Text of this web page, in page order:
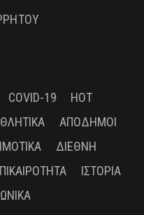
COVID-19
HOT
ΑΠΌΔΗΜΟΙ
ΔΙΕΘΝΉ
ΙΣΤΟΡΊΑ